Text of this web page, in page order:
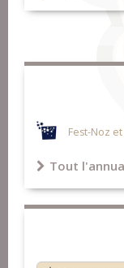
Fest-Noz
Tout